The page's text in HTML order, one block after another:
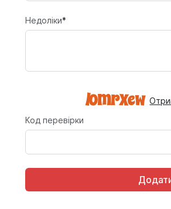
Недоліки*
Код перевірки